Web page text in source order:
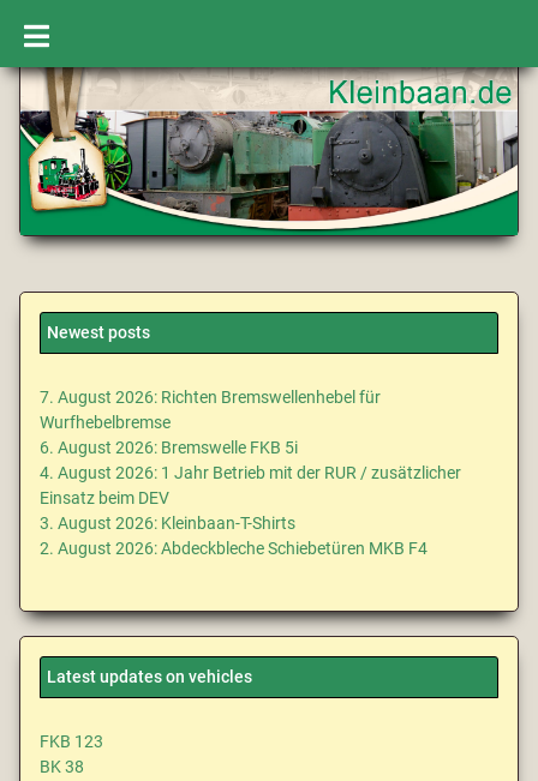
Newest posts
7. August 2026: Richten Bremswellenhebel für
Wurfhebelbremse
6. August 2026: Bremswelle FKB 5i
4. August 2026: 1 Jahr Betrieb mit der RUR / zusätzlicher
Einsatz beim DEV
3. August 2026: Kleinbaan-T-Shirts
2. August 2026: Abdeckbleche Schiebetüren MKB F4
Latest updates on vehicles
FKB 123
BK 38